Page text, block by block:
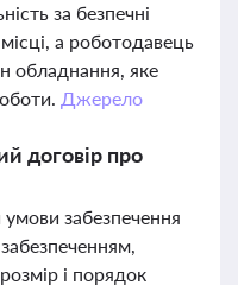
за безпечні
а роботодавець
обладнання, яке
Джерело
договір про
забезпечення
і порядок